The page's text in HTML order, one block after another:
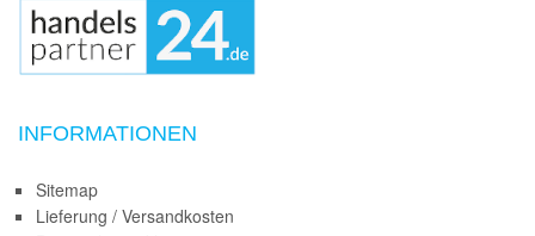
INFORMATIONEN
Sitemap
Lieferung / Versandkosten